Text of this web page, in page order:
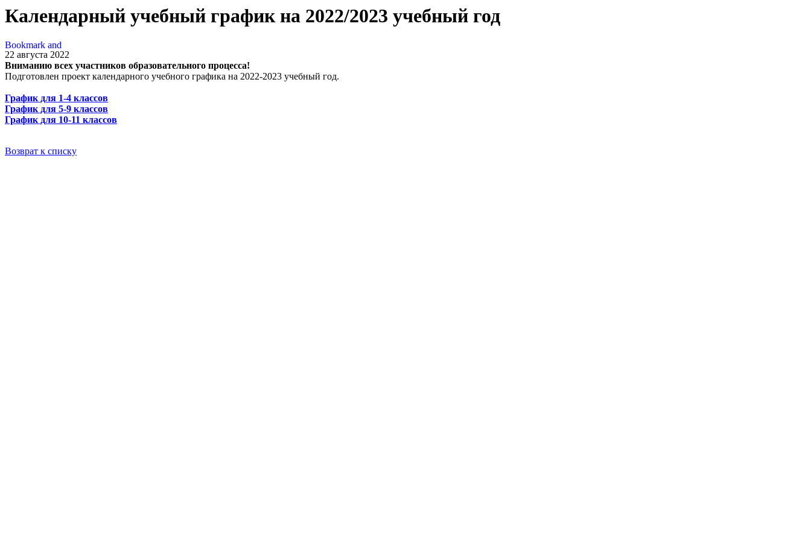
Календарный учебный график на 2022/2023 учебный год
22 августа 2022
Вниманию всех участников образовательного процесса!
Подготовлен проект календарного учебного графика на 2022-2023 учебный год.
График для 1-4 классов
График для 5-9 классов
График для 10-11 классов
Возврат к списку